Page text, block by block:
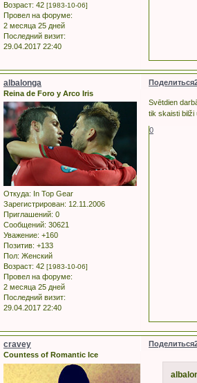
Возраст: 42 [1983-10-06]
Провел на форуме:
2 месяца 25 дней
Последний визит:
29.04.2017 22:40
Поделиться
albalonga
Reina de Foro y Arco Iris
Откуда: In Top Gear
Зарегистрирован: 12.11.2006
Приглашений: 0
Сообщений: 30621
Уважение: +160
Позитив: +133
Пол: Женский
Возраст: 42 [1983-10-06]
Провел на форуме:
2 месяца 25 дней
Последний визит:
29.04.2017 22:40
Svētdien
tik skaisti bilži
0
Поделиться
cravey
Countess of Romantic Ice